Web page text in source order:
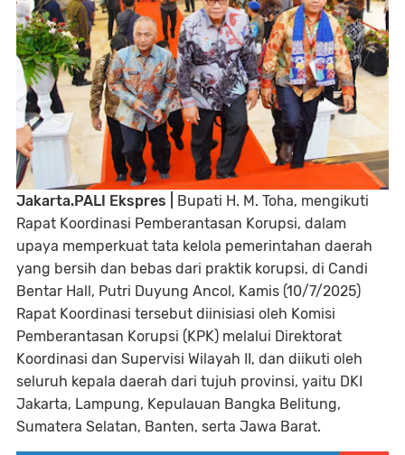
Jakarta.PALI Ekspres |
Bupati H. M. Toha, mengikuti
Rapat Koordinasi Pemberantasan Korupsi, dalam
upaya memperkuat tata kelola pemerintahan daerah
yang bersih dan bebas dari praktik korupsi, di Candi
Bentar Hall, Putri Duyung Ancol, Kamis (10/7/2025)
Rapat Koordinasi tersebut diinisiasi oleh Komisi
Pemberantasan Korupsi (KPK) melalui Direktorat
Koordinasi dan Supervisi Wilayah II, dan diikuti oleh
seluruh kepala daerah dari tujuh provinsi, yaitu DKI
Jakarta, Lampung, Kepulauan Bangka Belitung,
Sumatera Selatan, Banten, serta Jawa Barat.